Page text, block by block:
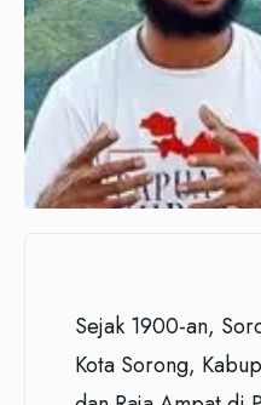
Sejak 1900-an,
Kota Sorong,